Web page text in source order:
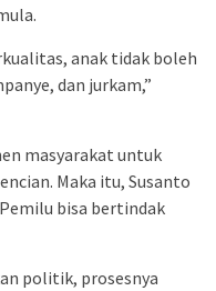
anak tidak boleh
dan jurkam,”
masyarakat untuk
Maka itu, Susanto
bisa bertindak
politik, prosesnya